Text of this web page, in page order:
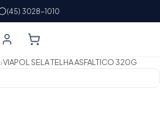
(45) 3028-1010
›VIAPOL SELA TELHA ASFALTICO 320G